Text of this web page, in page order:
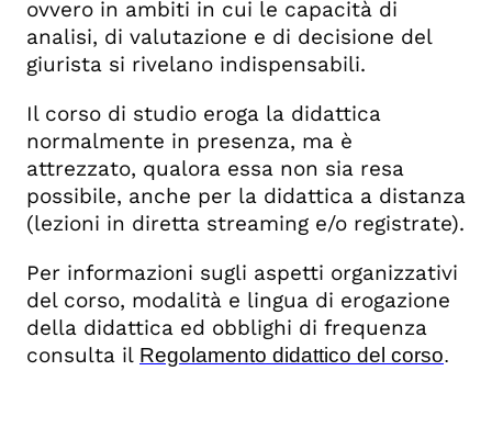
ovvero in ambiti in cui le capacità di
analisi, di valutazione e di decisione del
giurista si rivelano indispensabili.
Il corso di studio eroga la didattica
normalmente in presenza, ma è
attrezzato, qualora essa non sia resa
possibile, anche per la didattica a distanza
(lezioni in diretta streaming e/o registrate).
Per informazioni sugli aspetti organizzativi
del corso, modalità e lingua di erogazione
della didattica ed obblighi di frequenza
consulta il Regolamento didattico del corso.